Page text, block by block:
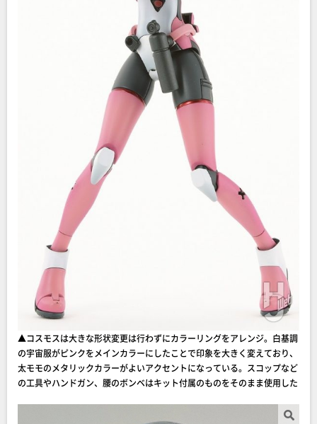
▲コスモスは大きな形状変更は行わずにカラーリングをアレンジ。白基調
の宇宙服がピンクをメインカラーにしたことで印象を大きく変えており、
太モモのメタリックカラーがよいアクセントになっている。スコップなど
の工具やハンドガン、腰のボンベはキット付属のものをそのまま使用した